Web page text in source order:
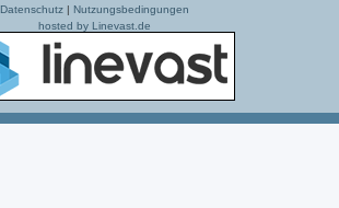
Datenschutz| Nutzungsbedingungen
hosted by Linevast.de